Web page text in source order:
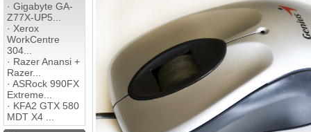
· Gigabyte GA-
Z77X-UP5...
· Xerox
WorkCentre
304...
· Razer Anansi +
Razer...
· ASRock 990FX
Extreme...
· KFA2 GTX 580
MDT X4 ...